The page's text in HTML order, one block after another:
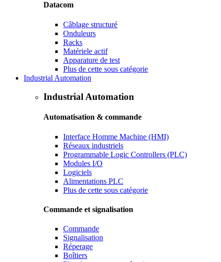
Datacom
Câblage structuré
Onduleurs
Racks
Matériele actif
Apparature de test
Plus de cette sous catégorie
Industrial Automation
Industrial Automation
Automatisation & commande
Interface Homme Machine (HMI)
Réseaux industriels
Programmable Logic Controllers (PLC)
Modules I/O
Logiciels
Alimentations PLC
Plus de cette sous catégorie
Commande et signalisation
Commande
Signalisation
Réperage
Boîtiers